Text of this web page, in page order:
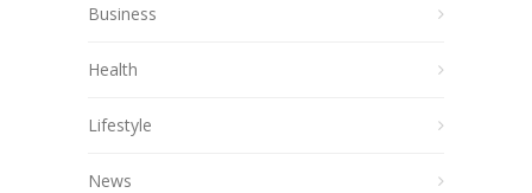
Business
Health
Lifestyle
News